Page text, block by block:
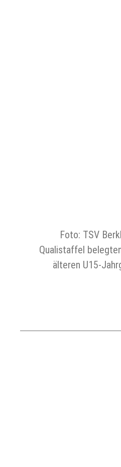
Foto: TSV
Qualistaffel
älteren U15-